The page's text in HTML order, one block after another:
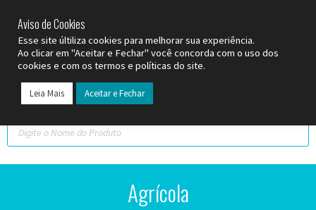
Agrícola
Aviso de Cookies
Esse site últiliza cookies para melhorar sua experiência.
Ao clicar em "Aceitar e Fechar" você concorda com o uso dos
cookies e com os termos e políticas do site.
Leia Mais Aceitar e Fechar